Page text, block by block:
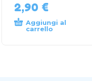
2,90 €
Aggiungi al
carrello